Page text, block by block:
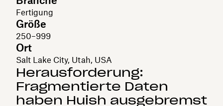
Fertigung
Größe
250–999
Ort
Salt Lake City, Utah, USA
Herausforderung:
Fragmentierte Daten
haben Huish ausgebremst